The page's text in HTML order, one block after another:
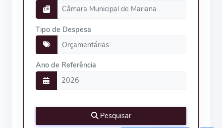
Tipo de Despesa
Ano de Referência
Pesquisar